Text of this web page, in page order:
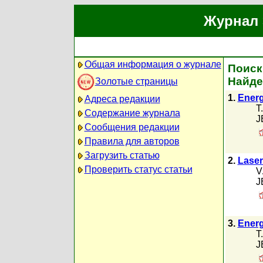
Журнал
Общая информация о журнале
Золотые страницы
Адреса редакции
Содержание журнала
Сообщения редакции
Правила для авторов
Загрузить статью
Проверить статус статьи
1.
2.
3.